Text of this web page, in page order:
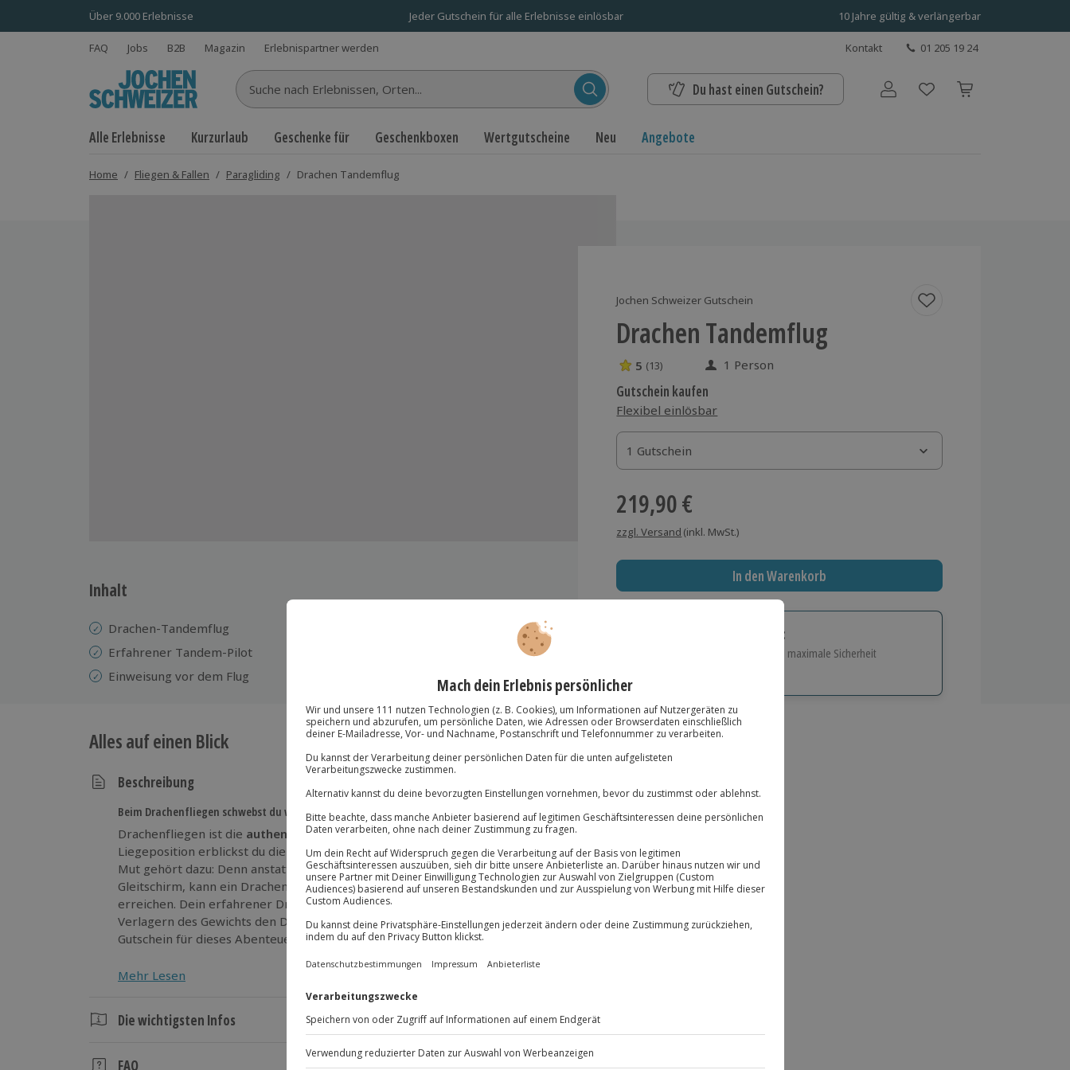
Über 9.000 Erlebnisse Jeder Gutschein für alle Erlebnisse einlösbar 10 Jahre gültig & verlängerbar
FAQ Jobs B2B Magazin Erlebnispartner werden Kontakt 01 205 19 24
Suche nach Erlebnissen... Du hast einen Gutschein? Benutzerkonto
Alle Erlebnisse Kurzurlaub Geschenke für Geschenkboxen Wertgutscheine Neu Angebote
Home / Fliegen & Fallen / Paragliding / Drachen Tandemflug
Jochen Schweizer Gutschein
Drachen Tandemflug
5 Sterne von 5 aus 13 Bewertungen
5 (13) 1 Person
Gutschein kaufen
Flexibel einlösbar
1 Gutschein
1 Gutschein
1 Gutschein
219,90 €
zzgl. Versand (inkl. MwSt.)
In den Warenkorb
Immer das richtige Geschenk:
Große Auswahl, volle Flexibilität und maximale Sicherheit
Über 9.000 Erlebnisse.
Volle Flexibilität
Maximale Sicherheit
Inhalt
Drachen-Tandemflug
Erfahrener Tandem-Pilot
Einweisung vor dem Flug
Alles auf einen Blick
Beschreibung
Beim Drachenfliegen schwebst du wie ein Bergadler!
Drachenfliegen ist die authentischste Art des Fliegens! In der
Liegeposition erblickst du die Welt aus der Vogelperspektive. Ein bisschen
Mut gehört dazu: Denn anstatt beschaulich ins Tal zu schweben wie im
Gleitschirm, kann ein Drachenflug Geschwindigkeiten vonbis zu 80 km/h
erreichen. Dein erfahrener Drachen-Pilot zeigt dir, wie du durch sanftes
Verlagern des Gewichts den Drachen durch die Kurven steuerst. Einen
Gutschein für dieses Abenteuer buchst du ganz easy bei Jochen Schweizer.
Mehr Lesen
Die wichtigsten Infos
FAQ